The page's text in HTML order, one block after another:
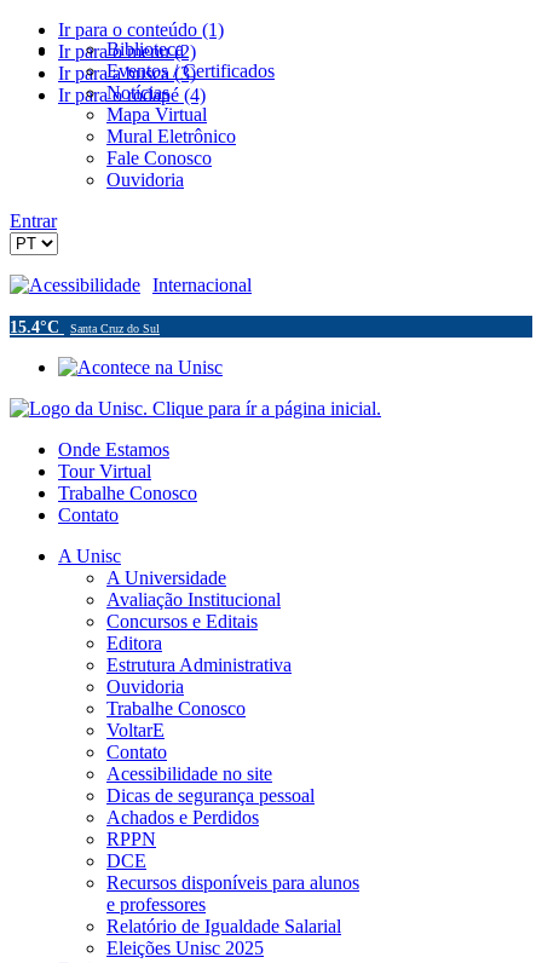
Ir para o conteúdo (1)
Ir para o menu (2)
Ir para a busca (3)
Ir para o rodapé (4)
Biblioteca
Eventos / Certificados
Notícias
Mapa Virtual
Mural Eletrônico
Fale Conosco
Ouvidoria
Entrar
Acessibilidade Internacional
15.4°C Santa Cruz do Sul
Onde Estamos
Tour Virtual
Trabalhe Conosco
Contato
A Unisc
A Universidade
Avaliação Institucional
Concursos e Editais
Editora
Estrutura Administrativa
Ouvidoria
Trabalhe Conosco
VoltarE
Contato
Acessibilidade no site
Dicas de segurança pessoal
Achados e Perdidos
RPPN
DCE
Recursos disponíveis para alunos
e professores
Relatório de Igualdade Salarial
Eleições Unisc 2025